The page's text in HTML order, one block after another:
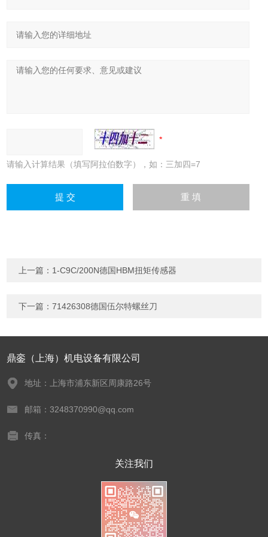
请输入计算结果（填写阿拉伯数字），如：三加四=7
上一篇： 1-C9C/200N德国HBM扭矩传感器
下一篇：71426308德国伍尔特螺丝刀
鼎銮（上海）机电设备有限公司
地址：上海市浦东新区周康路26号
邮箱：3248370990@qq.com
传真：
关注我们